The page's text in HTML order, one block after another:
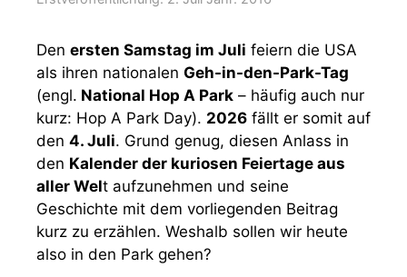
Den ersten Samstag im Juli feiern die USA
als ihren nationalen Geh-in-den-Park-Tag
(engl. National Hop A Park – häufig auch nur
kurz: Hop A Park Day). 2026 fällt er somit auf
den 4. Juli. Grund genug, diesen Anlass in
den Kalender der kuriosen Feiertage aus
aller Welt aufzunehmen und seine
Geschichte mit dem vorliegenden Beitrag
kurz zu erzählen. Weshalb sollen wir heute
also in den Park gehen?